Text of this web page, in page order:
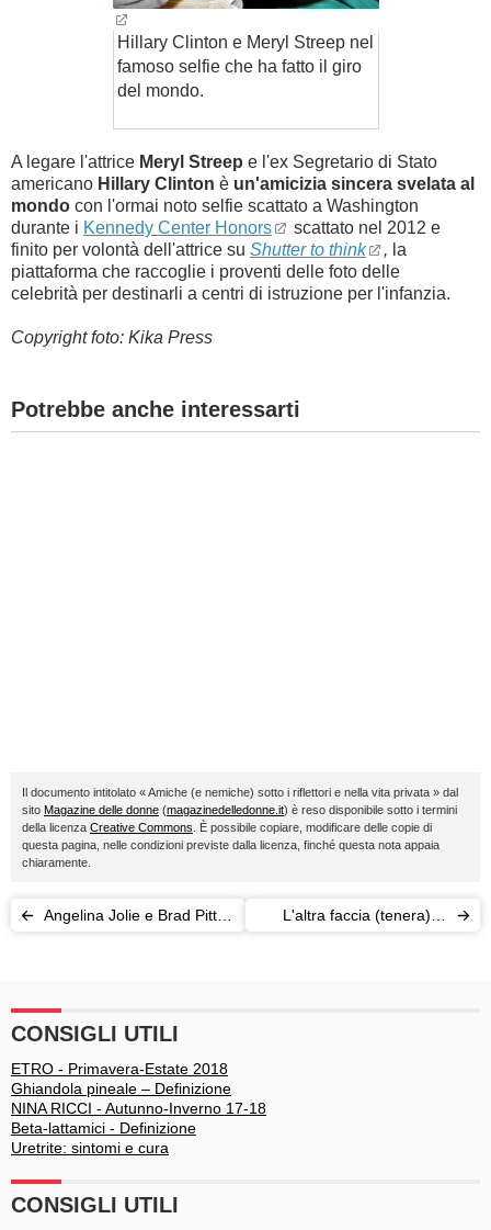
Hillary Clinton e Meryl Streep nel
famoso selfie che ha fatto il giro
del mondo.
A legare l'attrice Meryl Streep e l'ex Segretario di Stato
americano Hillary Clinton è un'amicizia sincera svelata al
mondo con l'ormai noto selfie scattato a Washington
durante i Kennedy Center Honors
scattato nel 2012 e
finito per volontà dell'attrice su Shutter to think , la
piattaforma che raccoglie i proventi delle foto delle
celebrità per destinarli a centri di istruzione per l'infanzia.
Copyright foto: Kika Press
Potrebbe anche interessarti
Il documento intitolato « Amiche (e nemiche) sotto i riflettori e nella vita privata » dal
sito Magazine delle donne (magazinedelledonne.it) è reso disponibile sotto i termini
della licenza Creative Commons . È possibile copiare, modificare delle copie di
questa pagina, nelle condizioni previste dalla licenza, finché questa nota appaia
chiaramente.
Angelina Jolie e Brad Pitt:
L'altra faccia (tenera) di
CONSIGLI UTILI
ETRO - Primavera-Estate 2018
Ghiandola pineale – Definizione
NINA RICCI - Autunno-Inverno 17-18
Beta-lattamici - Definizione
Uretrite: sintomi e cura
CONSIGLI UTILI